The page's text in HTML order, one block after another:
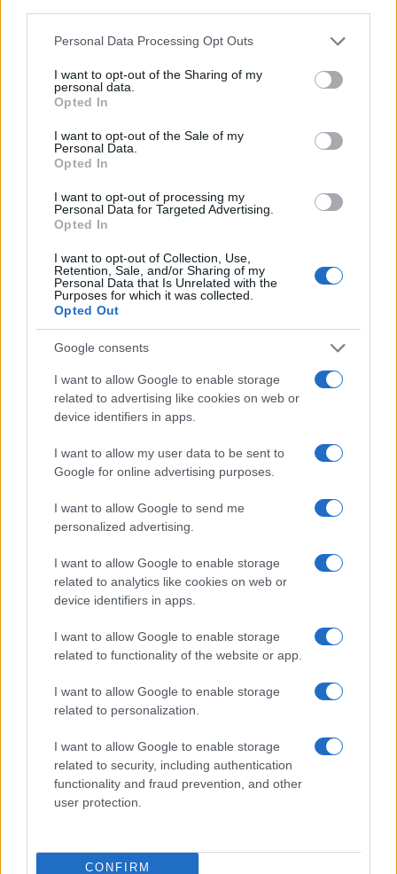
Please note that this website/app uses one or more Google
not limited to your visit or usage behaviour. You may click to
grant or deny consent to Google and its third-party tags to
use your data for below specified purposes in below Google
consent section.
Personal Data Processing Opt Outs
I want to opt-out of the Sharing of my
personal data.
Opted In
I want to opt-out of the Sale of my
Personal Data.
Opted In
I want to opt-out of processing my
Personal Data for Targeted Advertising.
Opted In
I want to opt-out of Collection, Use,
Retention, Sale, and/or Sharing of my
Personal Data that Is Unrelated with the
Purposes for which it was collected.
Opted Out
Google consents
I want to allow Google to enable storage
related to advertising like cookies on web or
device identifiers in apps.
I want to allow my user data to be sent to
Google for online advertising purposes.
I want to allow Google to send me
personalized advertising.
I want to allow Google to enable storage
related to analytics like cookies on web or
device identifiers in apps.
I want to allow Google to enable storage
related to functionality of the website or app.
I want to allow Google to enable storage
related to personalization.
I want to allow Google to enable storage
related to security, including authentication
functionality and fraud prevention, and other
user protection.
CONFIRM
Sigue leyendo
INVERSIONES
Guía para evaluar RWA: custodios, oráculos, liquidez y riesgo
Marta Ruiz · 6 Ago 2026
Diferencias entre análisis técnico y fundamental: cuándo
aplicar cada método